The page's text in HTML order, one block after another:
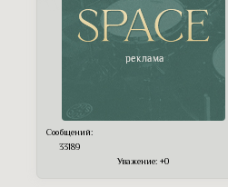
Сообщений:
33189
Уважение: +0